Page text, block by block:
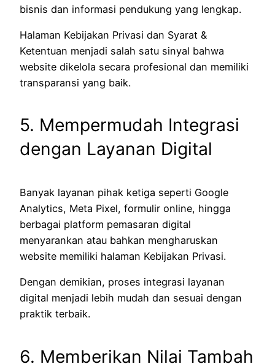
bisnis dan informasi pendukung yang lengkap.
Halaman Kebijakan Privasi dan Syarat &
Ketentuan menjadi salah satu sinyal bahwa
website dikelola secara profesional dan memiliki
transparansi yang baik.
5. Mempermudah Integrasi
dengan Layanan Digital
Banyak layanan pihak ketiga seperti Google
Analytics, Meta Pixel, formulir online, hingga
berbagai platform pemasaran digital
menyarankan atau bahkan mengharuskan
website memiliki halaman Kebijakan Privasi.
Dengan demikian, proses integrasi layanan
digital menjadi lebih mudah dan sesuai dengan
praktik terbaik.
6. Memberikan Nilai Tambah